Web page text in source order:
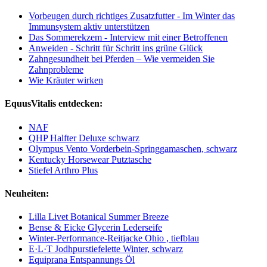
Vorbeugen durch richtiges Zusatzfutter - Im Winter das
Immunsystem aktiv unterstützen
Das Sommerekzem - Interview mit einer Betroffenen
Anweiden - Schritt für Schritt ins grüne Glück
Zahngesundheit bei Pferden – Wie vermeiden Sie
Zahnprobleme
Wie Kräuter wirken
EquusVitalis entdecken:
NAF
QHP Halfter Deluxe schwarz
Olympus Vento Vorderbein-Springgamaschen, schwarz
Kentucky Horsewear Putztasche
Stiefel Arthro Plus
Neuheiten:
Lilla Livet Botanical Summer Breeze
Bense & Eicke Glycerin Lederseife
Winter-Performance-Reitjacke Ohio , tiefblau
E·L·T Jodhpurstiefelette Winter, schwarz
Equiprana Entspannungs Öl